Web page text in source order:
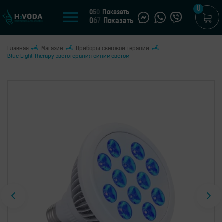
кувшины
Водородные
05 0
Показать
067 Показать
0
Главная Магазин
Приборы световой терапии
Blue Light Therapy светотерапия синим светом